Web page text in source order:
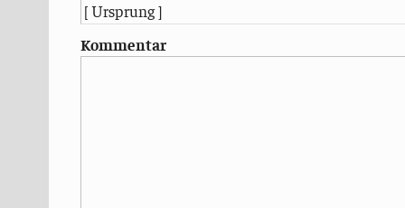
Kommentar